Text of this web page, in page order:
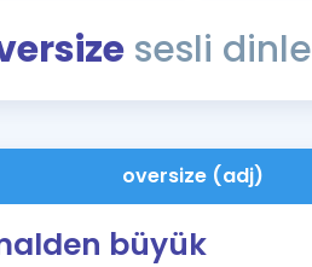
sesli dinle
oversize (adj)
büyük